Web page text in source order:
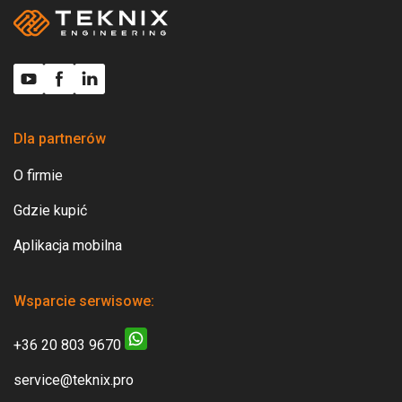
Dla partnerów
O firmie
Gdzie kupić
Aplikacja mobilna
Wsparcie serwisowe:
+36 20 803 9670
service@teknix.pro